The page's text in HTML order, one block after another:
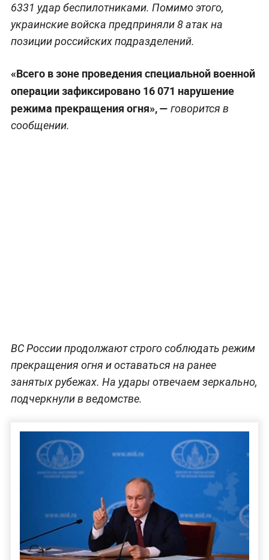
6331 удар беспилотниками. Помимо этого,
украинские войска предприняли 8 атак на
позиции российских подразделений.
«Всего в зоне проведения специальной военной
операции зафиксировано 16 071 нарушение
режима прекращения огня», — говорится в
сообщении.
ВС России продолжают строго соблюдать режим
прекращения огня и оставаться на ранее
занятых рубежах. На удары отвечаем зеркально,
подчеркнули в ведомстве.